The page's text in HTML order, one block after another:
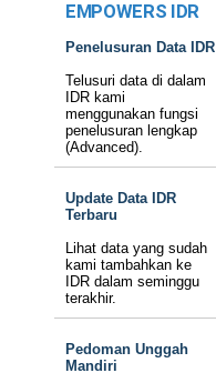
EMPOWERS IDR
Penelusuran Data IDR
Telusuri data di dalam
IDR kami
menggunakan fungsi
penelusuran lengkap
(Advanced).
Update Data IDR
Terbaru
Lihat data yang sudah
kami tambahkan ke
IDR dalam seminggu
terakhir.
Pedoman Unggah
Mandiri